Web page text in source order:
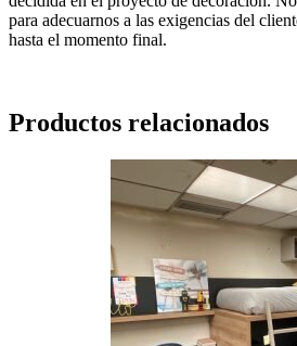
para adecuarnos a las exigencias del
hasta el momento final.
Productos relacionados